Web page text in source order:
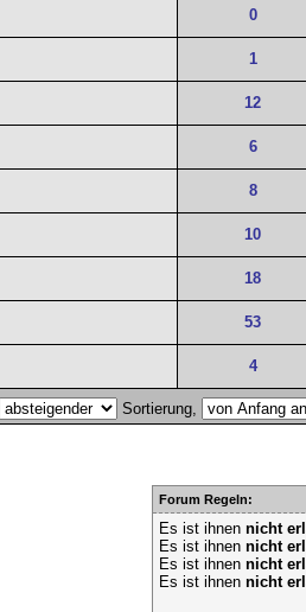
0
1
12
6
8
10
18
53
4
Sortierung,
Forum Regeln:
Es ist ihnen nicht
Es ist ihnen nicht
Es ist ihnen nicht
Es ist ihnen nicht